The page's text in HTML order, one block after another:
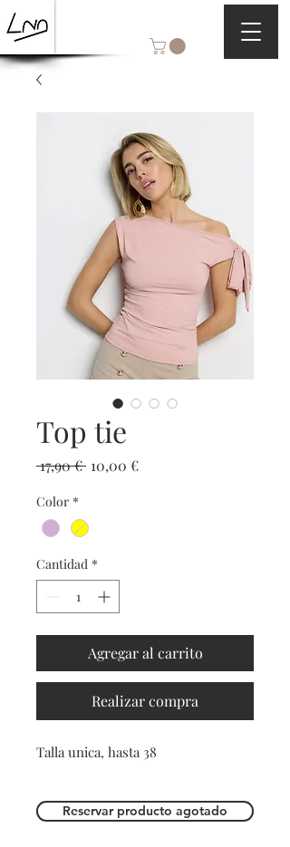
Top tie
17,90 € Precio
10,00 €Precio
Color *
Cantidad *
Agregar al carrito
Realizar compra
Talla unica, hasta 38
Reservar producto agotado